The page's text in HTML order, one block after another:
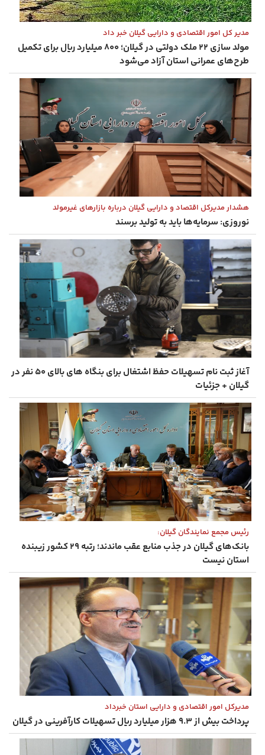
مدیر کل امور اقتصادی و دارایی گیلان خبر داد
مولد سازی ۲۲ ملک دولتی در گیلان؛ ۸۰۰ میلیارد ریال برای تکمیل
طرح‌های عمرانی استان آزاد می‌شود
هشدار مدیرکل اقتصاد و دارایی گیلان درباره بازارهای غیرمولد
نوروزی: سرمایه‌ها باید به تولید برسند
آغاز ثبت ‌نام تسهیلات حفظ اشتغال برای بنگاه‌ های بالای ۵۰ نفر در
گیلان + جزئیات
رئیس مجمع نمایندگان گیلان:
بانک‌های گیلان در جذب منابع عقب ماندند؛ رتبه ۲۹ کشور زیبنده
استان نیست
مدیرکل امور اقتصادی و دارایی استان خبرداد
پرداخت بیش از ۹.۳ هزار میلیارد ریال تسهیلات کارآفرینی در گیلان